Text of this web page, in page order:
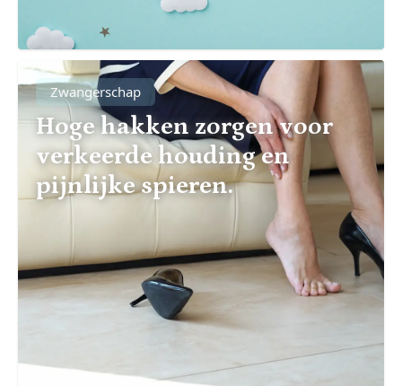
Zwangerschap
Hoge hakken zorgen voor
verkeerde houding en
pijnlijke spieren.